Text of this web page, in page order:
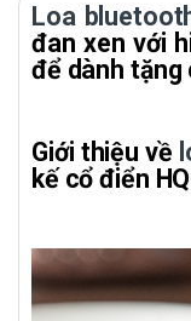
Loa
đan xen với
để dành tặng
Giới thiệu về
kế cổ điển